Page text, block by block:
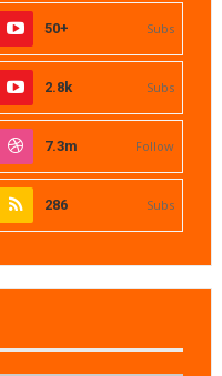
50+ Subs
2.8k Subs
7.3m Follow
286 Subs